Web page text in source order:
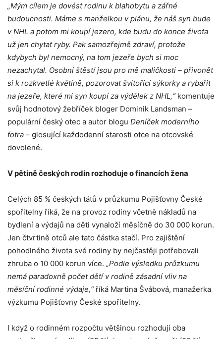
„Mým cílem je dovést rodinu k blahobytu a zářné
budoucnosti. Máme s manželkou v plánu, že náš syn bude
v NHL a potom mi koupí jezero, kde budu do konce života
už jen chytat ryby. Pak samozřejmě zdraví, protože
kdybych byl nemocný, na tom jezeře bych si moc
nezachytal. Osobní štěstí jsou pro mě maličkosti – přivonět
si k rozkvetlé květině, pozorovat švitořící sýkorky a rybařit
na jezeře, které mi syn koupí za výdělek z NHL,“ komentuje
svůj hodnotový žebříček bloger Dominik Landsman –
populární český otec a autor blogu Deníček moderního
fotra – glosující každodenní starosti otce na otcovské
dovolené.
V pětině českých rodin rozhoduje o financích žena
Celých 85 % českých tátů v průzkumu Pojišťovny České
spořitelny říká, že na provoz rodiny včetně nákladů na
bydlení a výdajů na děti vynaloží měsíčně do 30 000 korun.
Jen čtvrtině otců ale tato částka stačí. Pro zajištění
pohodlného života své rodiny by nejčastěji potřebovali
zhruba o 10 000 korun více. „Podle výsledku průzkumu
nemá paradoxně počet dětí v rodině zásadní vliv na
měsíční rodinné výdaje,“ říká Martina Švábová, manažerka
výzkumu Pojišťovny České spořitelny.
I když o rodinném rozpočtu většinou rozhodují oba